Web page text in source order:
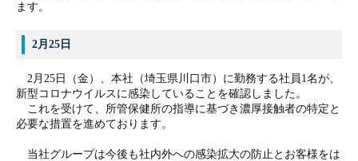
ます。
2月25日
2月25日（金）、本社（埼玉県川口市）に勤務する社員1名が、
新型コロナウイルスに感染していることを確認しました。
これを受けて、所管保健所の指導に基づき濃厚接触者の特定と
必要な措置を進めております。
当社グループは今後も社内外への感染拡大の防止とお客様をは